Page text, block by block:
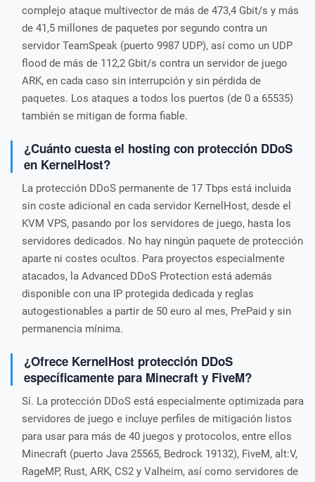
complejo ataque multivector de más de 473,4 Gbit/s y más
de 41,5 millones de paquetes por segundo contra un
servidor TeamSpeak (puerto 9987 UDP), así como un UDP
flood de más de 112,2 Gbit/s contra un servidor de juego
ARK, en cada caso sin interrupción y sin pérdida de
paquetes. Los ataques a todos los puertos (de 0 a 65535)
también se mitigan de forma fiable.
¿Cuánto cuesta el hosting con protección DDoS
en KernelHost?
La protección DDoS permanente de 17 Tbps está incluida
sin coste adicional en cada servidor KernelHost, desde el
KVM VPS, pasando por los servidores de juego, hasta los
servidores dedicados. No hay ningún paquete de protección
aparte ni costes ocultos. Para proyectos especialmente
atacados, la Advanced DDoS Protection está además
disponible con una IP protegida dedicada y reglas
autogestionables a partir de 50 euro al mes, PrePaid y sin
permanencia mínima.
¿Ofrece KernelHost protección DDoS
específicamente para Minecraft y FiveM?
Sí. La protección DDoS está especialmente optimizada para
servidores de juego e incluye perfiles de mitigación listos
para usar para más de 40 juegos y protocolos, entre ellos
Minecraft (puerto Java 25565, Bedrock 19132), FiveM, alt:V,
RageMP, Rust, ARK, CS2 y Valheim, así como servidores de